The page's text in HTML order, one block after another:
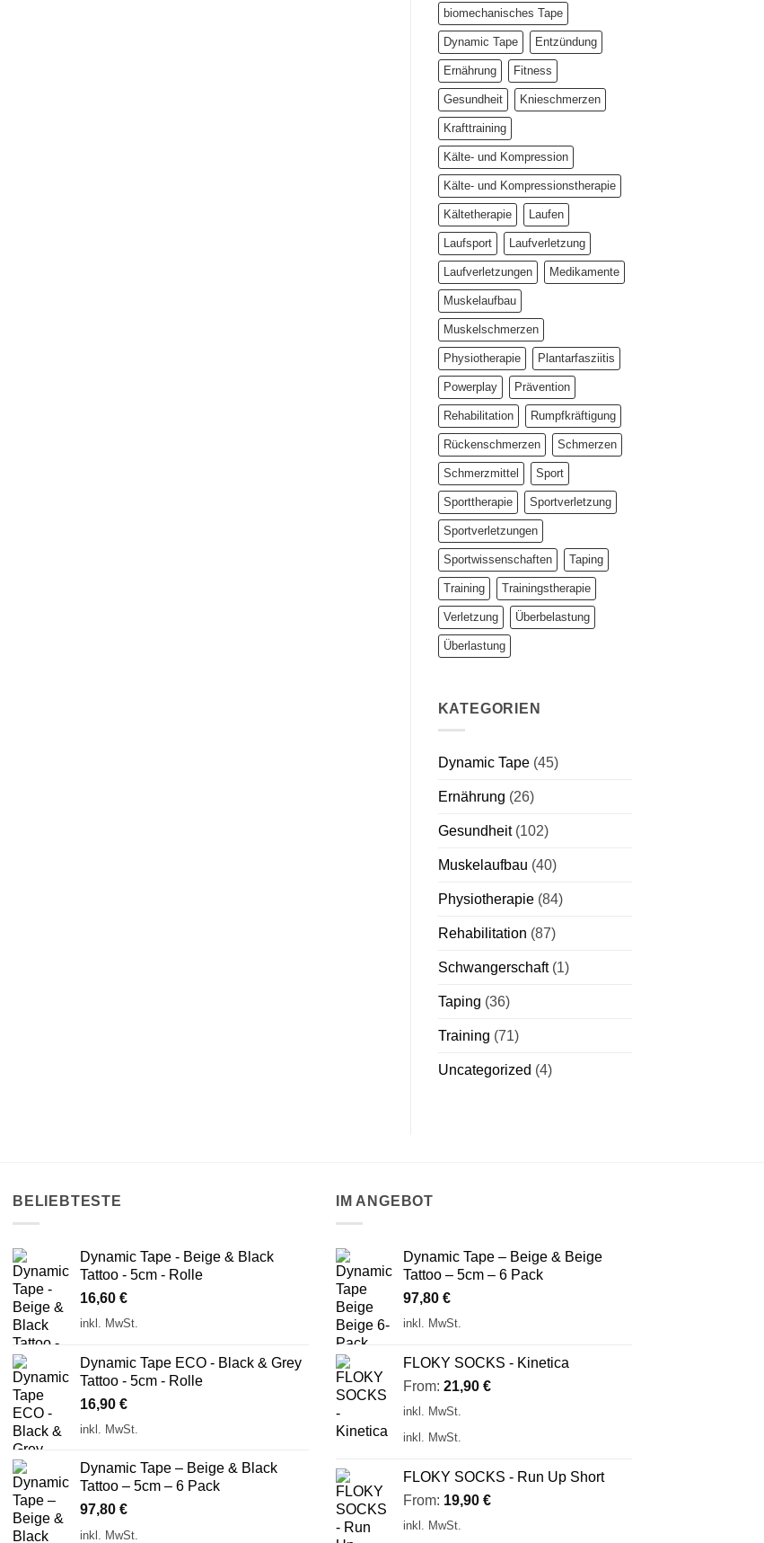
biomechanisches Tape
Dynamic Tape Entzündung
Ernährung Fitness
Gesundheit Knieschmerzen
Krafttraining
Kälte- und Kompression
Kälte- und Kompressionstherapie
Kältetherapie Laufen
Laufsport Laufverletzung
Laufverletzungen Medikamente
Muskelaufbau
Muskelschmerzen
Physiotherapie Plantarfasziitis
Powerplay Prävention
Rehabilitation Rumpfkräftigung
Rückenschmerzen Schmerzen
Schmerzmittel Sport
Sporttherapie Sportverletzung
Sportverletzungen
Sportwissenschaften Taping
Training Trainingstherapie
Verletzung Überbelastung
Überlastung
KATEGORIEN
Dynamic Tape(45)
Ernährung (26)
Gesundheit(102)
Muskelaufbau (40)
Physiotherapie(84)
Rehabilitation (87)
Schwangerschaft(1)
Taping (36)
Training (71)
Uncategorized (4)
BELIEBTESTE
Dynamic Tape - Beige & Black
Tattoo - 5cm - Rolle
16,60 €
inkl. MwSt.
Dynamic Tape ECO - Black & Grey
Tattoo - 5cm - Rolle
16,90 €
inkl. MwSt.
Dynamic Tape – Beige & Black
Tattoo – 5cm – 6 Pack
97,80 €
inkl. MwSt.
IM ANGEBOT
Dynamic Tape – Beige & Beige
Tattoo – 5cm – 6 Pack
97,80 €
inkl. MwSt.
FLOKY SOCKS - Kinetica
From: 21,90 €
inkl. MwSt.
inkl. MwSt.
FLOKY SOCKS - Run Up Short
From: 19,90 €
inkl. MwSt.